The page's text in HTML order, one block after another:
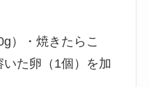
）・焼きたらこ
いた卵（1個）を加